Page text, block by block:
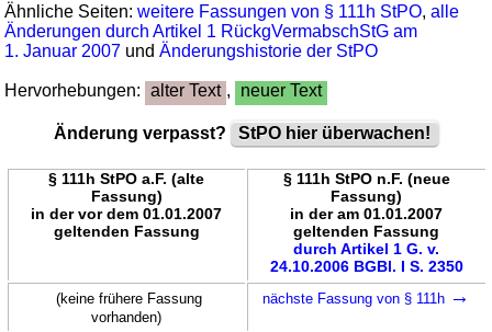
Ähnliche Seiten:weitere Fassungen von § 111h StPO,alle
Änderungen durch Artikel 1 RückgVermabschStG am
1. Januar 2007 undÄnderungshistorie der StPO
Hervorhebungen: alter Text , neuer Text
Änderung verpasst? StPO hier überwachen!
§ 111h StPO a.F. (alte
Fassung)
in der vor dem 01.01.2007
geltenden Fassung
§ 111h StPO n.F. (neue
Fassung)
in der am 01.01.2007
geltenden Fassung
durch Artikel 1 G. v.
24.10.2006 BGBl. I S. 2350
(keine frühere Fassung
vorhanden)
nächste Fassung von § 111h →